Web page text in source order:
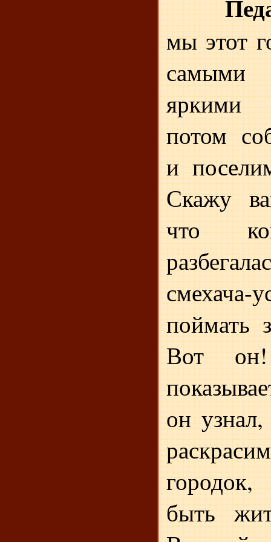
мы этот
яркими
потом
и
Скажу
что
поймать
Вот
он
городок,
быть